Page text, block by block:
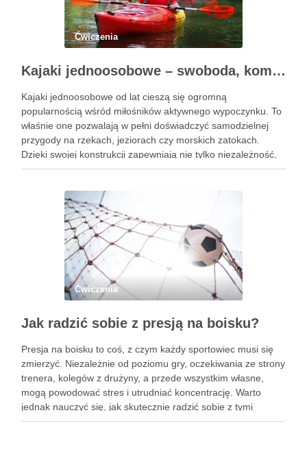
Ćwiczenia
Kajaki jednoosobowe – swoboda, komfort i pełna kontrola na wodzie
Kajaki jednoosobowe od lat cieszą się ogromną
popularnością wśród miłośników aktywnego wypoczynku. To
właśnie one pozwalają w pełni doświadczyć samodzielnej
przygody na rzekach, jeziorach czy morskich zatokach.
Dzięki swojej konstrukcji zapewniają nie tylko niezależność,
ale także dużą precyzję manewrowania i satysfakcję płynącą
Ćwiczenia
Jak radzić sobie z presją na boisku?
Presja na boisku to coś, z czym każdy sportowiec musi się
zmierzyć. Niezależnie od poziomu gry, oczekiwania ze strony
trenera, kolegów z drużyny, a przede wszystkim własne,
mogą powodować stres i utrudniać koncentrację. Warto
jednak nauczyć się, jak skutecznie radzić sobie z tymi
emocjami. Oto kilka sprawdzonych sposobów, które pomogą